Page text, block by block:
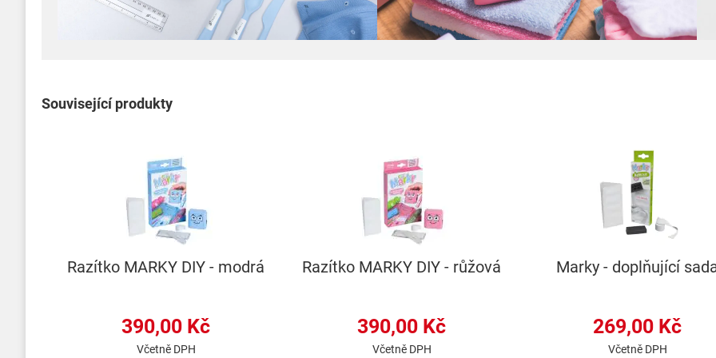
Související produkty
Razítko MARKY DIY - modrá
390,00 Kč
Včetně DPH
Razítko MARKY DIY - růžová
390,00 Kč
Včetně DPH
Marky - doplňující
269,00 Kč
Včetně DPH